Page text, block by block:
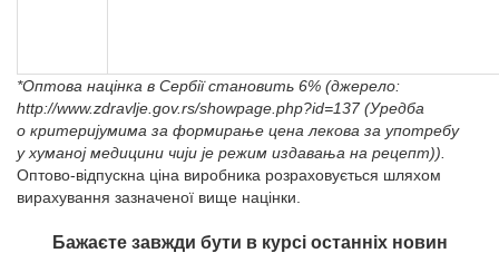
*Оптова націнка в Сербії становить 6% (джерело:
http://www.zdravlje.gov.rs/showpage.php?id=137 (Уредба
о критеријумима за формирање цена лекова за употребу
у хуманој медицини чији је режим издавања на рецепт)).
Оптово-відпускна ціна виробника розраховується шляхом
вирахування зазначеної вище націнки.
Бажаєте завжди бути в курсі останніх новин